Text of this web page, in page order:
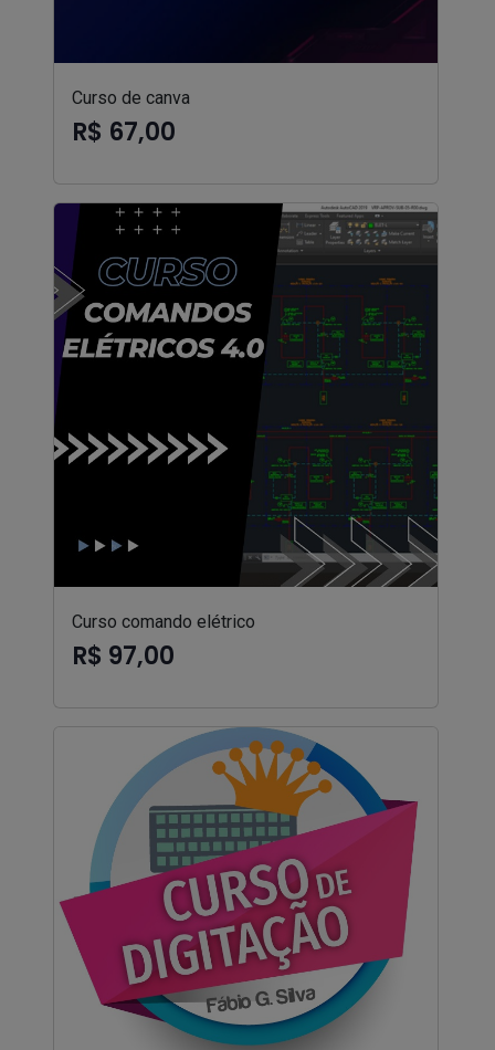
Curso de canva
R$ 67,00
Curso comando elétrico
R$ 97,00